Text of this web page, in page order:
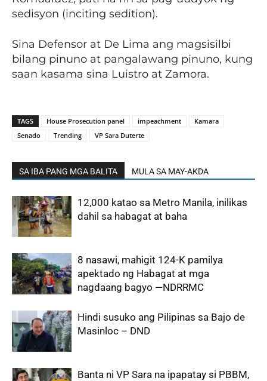
sedisyon (inciting sedition).
Sina Defensor at De Lima ang magsisilbi
bilang pinuno at pangalawang pinuno, kung
saan kasama sina Luistro at Zamora.
TAGS House Prosecution panel impeachment
Kamara
Senado
Trending VP Sara Duterte
SA IBA PANG MGA BALITA MULA SA MAY-AKDA
12,000 katao sa Metro Manila, inilikas
dahil sa habagat at baha
8 nasawi, mahigit 124-K pamilya
apektado ng Habagat at mga
nagdaang bagyo —NDRRMC
Hindi susuko ang Pilipinas sa Bajo de
Masinloc – DND
Banta ni VP Sara na ipapatay si PBBM,